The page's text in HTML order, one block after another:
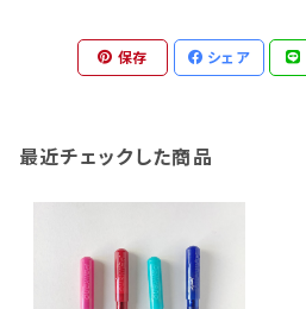
保存 シェア
最近チェックした商品